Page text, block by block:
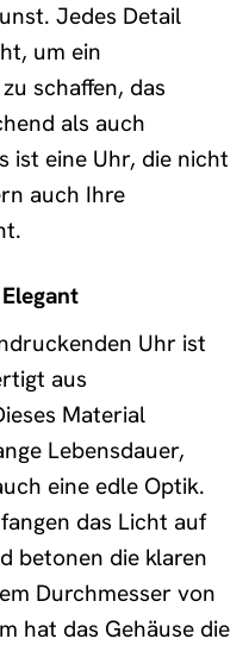
Jedes Detail
um ein
schaffen, das
als auch
ist eine Uhr, die nicht
auch Ihre
Uhr ist
aus
Material
Lebensdauer,
eine edle Optik.
das Licht auf
betonen die klaren
Durchmesser von
hat das Gehäuse die